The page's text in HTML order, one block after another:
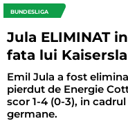
BUNDESLIGA
Jula ELIMINAT
fata lui
Emil Jula a fost
pierdut de Energie
scor 1-4 (0-3), in
germane.